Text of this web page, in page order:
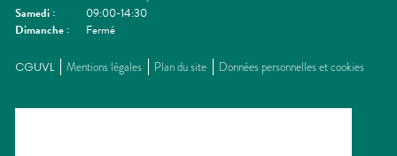
Samedi :
09:00-14:30
Dimanche : Fermé
CGUVL Mentions légales Plan du site Données personnelles et cookies